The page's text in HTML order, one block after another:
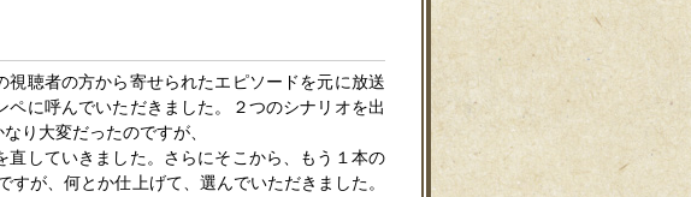
聴者の方から寄せられたエピソードを元に放送
に呼んでいただきました。２つのシナリオを出
り大変だったのですが、
していきました。さらにそこから、もう１本の
が、何とか仕上げて、選んでいただきました。